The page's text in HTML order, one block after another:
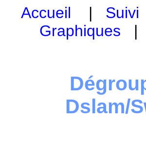
Accueil | Suivi
Graphiques |
Dslam/